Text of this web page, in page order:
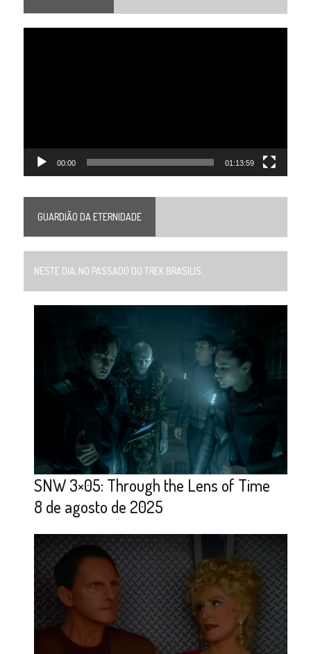
00:00 01:13:59
GUARDIÃO DA ETERNIDADE
NESTE DIA, NO PASSADO DO TREK BRASILIS...
SNW 3×05: Through the Lens of Time
8 de agosto de 2025